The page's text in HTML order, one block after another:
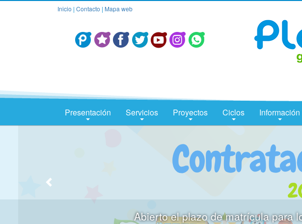
Inicio | Contacto | Mapa web
Centro Concertado
Presentación Servicios Proyectos Ciclos Información
Abierto el plazo de matrícula para los